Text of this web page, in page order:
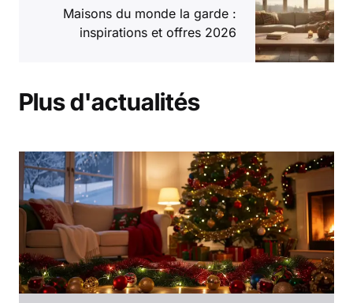
Maisons du monde la garde :
inspirations et offres 2026
Plus d'actualités